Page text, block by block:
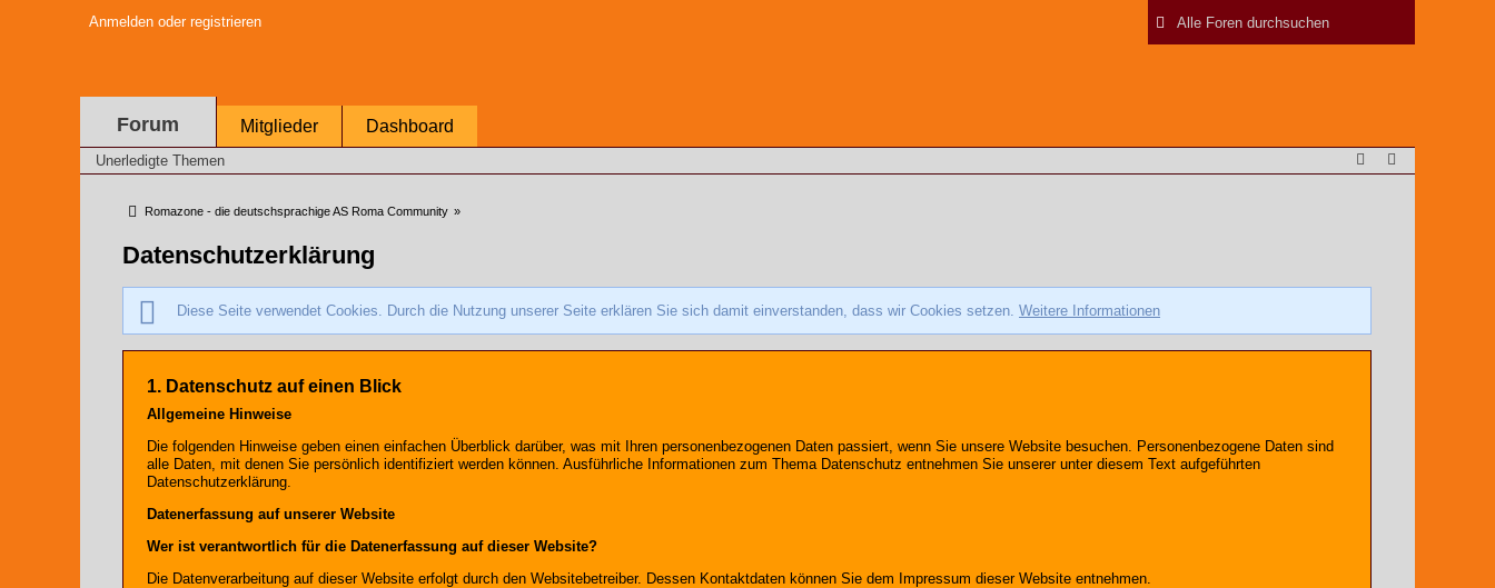
Anmelden oder registrieren
Forum Mitglieder Dashboard
Unerledigte Themen
Romazone - die deutschsprachige AS Roma Community »
Datenschutzerklärung
Diese Seite verwendet Cookies. Durch die Nutzung unserer Seite erklären Sie sich damit einverstanden, dass wir Cookies setzen. Weitere Informationen
1. Datenschutz auf einen Blick
Allgemeine Hinweise
Die folgenden Hinweise geben einen einfachen Überblick darüber, was mit Ihren personenbezogenen Daten passiert, wenn Sie unsere Website besuchen. Personenbezogene Daten sind
alle Daten, mit denen Sie persönlich identifiziert werden können. Ausführliche Informationen zum Thema Datenschutz entnehmen Sie unserer unter diesem Text aufgeführten
Datenschutzerklärung.
Datenerfassung auf unserer Website
Wer ist verantwortlich für die Datenerfassung auf dieser Website?
Die Datenverarbeitung auf dieser Website erfolgt durch den Websitebetreiber. Dessen Kontaktdaten können Sie dem Impressum dieser Website entnehmen.